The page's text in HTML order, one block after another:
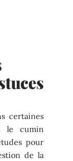
certaines
le cumin
pour
de la